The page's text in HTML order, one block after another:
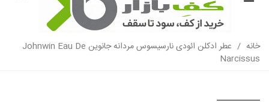
خانه /
عطر ادکلن ائودی نارسیسوس مردانه جانوین Johnwin Eau De
Narcissus